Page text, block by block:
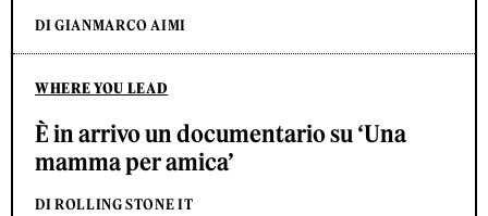
DI GIANMARCO AIMI
WHERE YOU LEAD
È in arrivo un documentario su ‘Una
mamma per amica’
DI ROLLING STONE IT